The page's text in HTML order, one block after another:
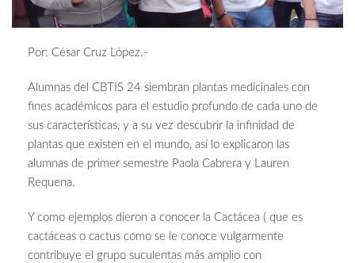
Por: César Cruz López.-
Alumnas del CBTIS 24 siembran plantas medicinales con
fines académicos para el estudio profundo de cada uno de
sus características, y a su vez descubrir la infinidad de
plantas que existen en el mundo, así lo explicaron las
alumnas de primer semestre Paola Cabrera y Lauren
Requena.
Y como ejemplos dieron a conocer la Cactácea ( que es
cactáceas o cactus como se le conoce vulgarmente
contribuye el grupo suculentas más amplio con